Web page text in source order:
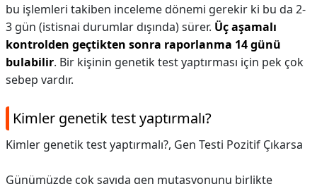
bu işlemleri takiben inceleme dönemi gerekir ki bu da 2-
3 gün (istisnai durumlar dışında) sürer. Üç aşamalı
kontrolden geçtikten sonra raporlanma 14 günü
bulabilir. Bir kişinin genetik test yaptırması için pek çok
sebep vardır.
Kimler genetik test yaptırmalı?
Kimler genetik test yaptırmalı?, Gen Testi Pozitif Çıkarsa
Günümüzde çok sayıda gen mutasyonunu birlikte